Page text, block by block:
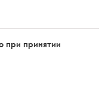
при принятии